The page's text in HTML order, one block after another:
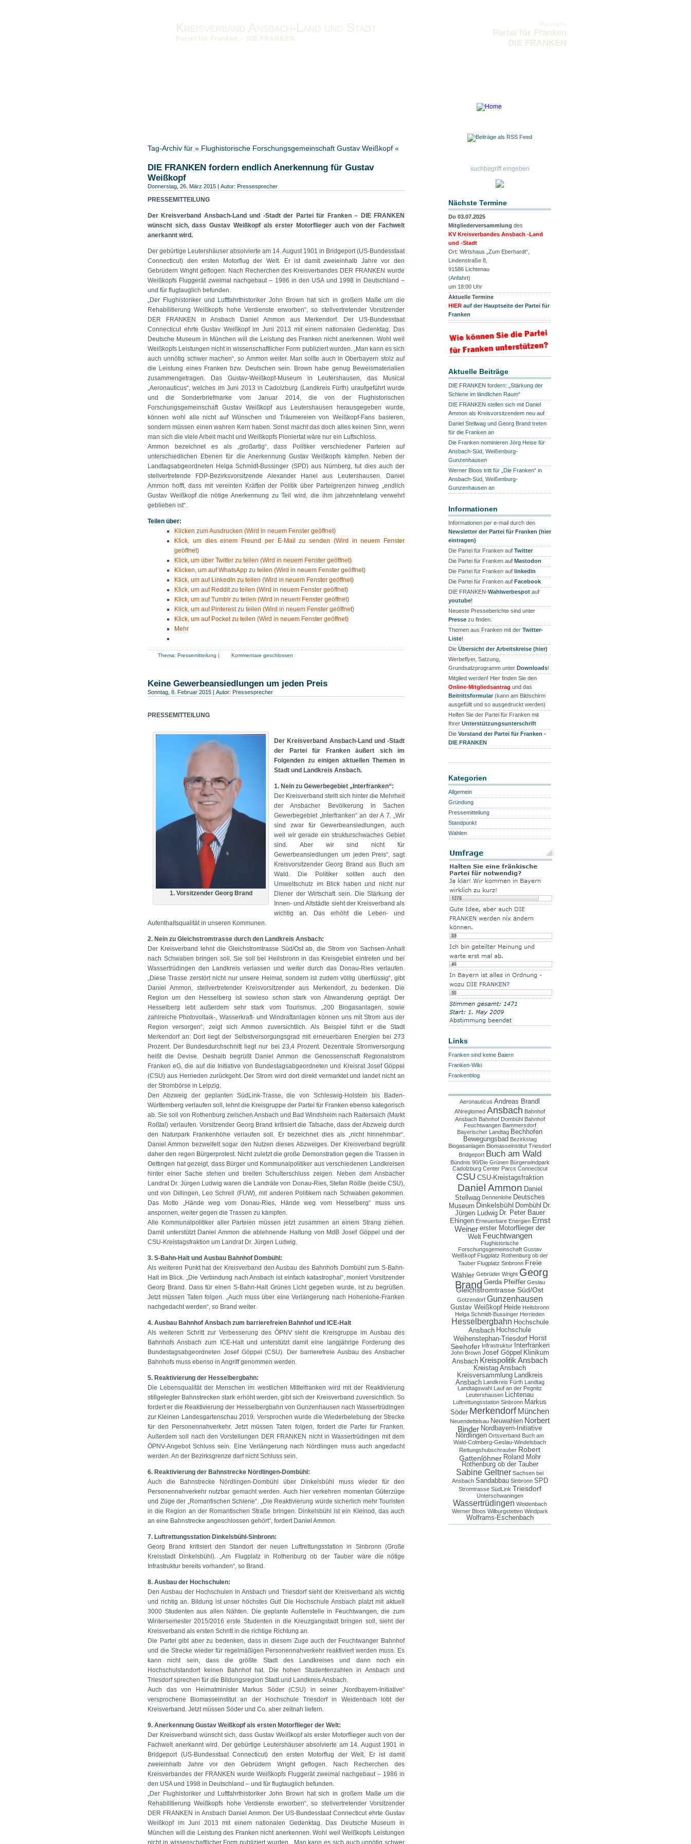
Hauptseite
Partei für Franken
DIE FRANKEN
Kreisverband Ansbach-Land und Stadt
Partei für Franken – DIE FRANKEN
Tag-Archiv für » Flughistorische Forschungsgemeinschaft Gustav Weißkopf «
DIE FRANKEN fordern endlich Anerkennung für Gustav
Weißkopf
Donnerstag, 26. März 2015 | Autor: Pressesprecher
PRESSEMITTEILUNG
Der Kreisverband Ansbach-Land und -Stadt der Partei für Franken – DIE FRANKEN
wünscht sich, dass Gustav Weißkopf als erster Motorflieger auch von der Fachwelt
anerkannt wird.
Der gebürtige Leutershäuser absolvierte am 14. August 1901 in Bridgeport (US-Bundesstaat
Connecticut) den ersten Motorflug der Welt. Er ist damit zweieinhalb Jahre vor den
Gebrüdern Wright geflogen. Nach Recherchen des Kreisverbandes DER FRANKEN wurde
Weißkopfs Fluggerät zweimal nachgebaut – 1986 in den USA und 1998 in Deutschland –
und für flugtauglich befunden.
„Der Flughistoriker und Luftfahrthistoriker John Brown hat sich in großem Maße um die
Rehabilitierung Weißkopfs hohe Verdienste erworben“, so stellvertretender Vorsitzender
DER FRANKEN in Ansbach Daniel Ammon aus Merkendorf. Der US-Bundesstaat
Connecticut ehrte Gustav Weißkopf im Juni 2013 mit einem nationalen Gedenktag. Das
Deutsche Museum in München will die Leistung des Franken nicht anerkennen. Wohl weil
Weißkopfs Leistungen nicht in wissenschaftlicher Form publiziert wurden. „Man kann es sich
auch unnötig schwer machen“, so Ammon weiter. Man sollte auch in Oberbayern stolz auf
die Leistung eines Franken bzw. Deutschen sein. Brown habe genug Beweismaterialien
zusammengetragen. Das Gustav-Weißkopf-Museum in Leutershausen, das Musical
„Aeronauticus“, welches im Juni 2013 in Cadolzburg (Landkreis Fürth) uraufgeführt wurde
und die Sonderbriefmarke vom Januar 2014, die von der Flughistorischen
Forschungsgemeinschaft Gustav Weißkopf aus Leutershausen herausgegeben wurde,
können wohl alle nicht auf Wünschen und Träumereien von Weißkopf-Fans basieren,
sondern müssen einen wahren Kern haben. Sonst macht das doch alles keinen Sinn, wenn
man sich die viele Arbeit macht und Weißkopfs Pioniertat wäre nur ein Luftschloss.
Ammon bezeichnet es als „großartig“, dass Politiker verschiedener Parteien auf
unterschiedlichen Ebenen für die Anerkennung Gustav Weißkopfs kämpfen. Neben der
Landtagsabgeordneten Helga Schmidt-Bussinger (SPD) aus Nürnberg, tut dies auch der
stellvertretende FDP-Bezirksvorsitzende Alexander Hanel aus Leutershausen. Daniel
Ammon hofft, dass mit vereinten Kräften der Politik über Parteigrenzen hinweg „endlich
Gustav Weißkopf die nötige Anerkennung zu Teil wird, die ihm jahrzehntelang verwehrt
geblieben ist“.
Teilen über:
Klicken zum Ausdrucken (Wird in neuem Fenster geöffnet)
Klick, um dies einem Freund per E-Mail zu senden (Wird in neuem Fenster
geöffnet)
Klick, um über Twitter zu teilen (Wird in neuem Fenster geöffnet)
Klicken, um auf WhatsApp zu teilen (Wird in neuem Fenster geöffnet)
Klick, um auf LinkedIn zu teilen (Wird in neuem Fenster geöffnet)
Klick, um auf Reddit zu teilen (Wird in neuem Fenster geöffnet)
Klick, um auf Tumblr zu teilen (Wird in neuem Fenster geöffnet)
Klick, um auf Pinterest zu teilen (Wird in neuem Fenster geöffnet)
Klick, um auf Pocket zu teilen (Wird in neuem Fenster geöffnet)
Mehr
Thema: Pressemitteilung | Kommentare geschlossen
Keine Gewerbeansiedlungen um jeden Preis
Sonntag, 8. Februar 2015 | Autor: Pressesprecher
PRESSEMITTEILUNG
1. Vorsitzender Georg Brand
Der Kreisverband Ansbach-Land und -Stadt
der Partei für Franken äußert sich im
Folgenden zu einigen aktuellen Themen in
Stadt und Landkreis Ansbach.
1. Nein zu Gewerbegebiet „Interfranken“:
Der Kreisverband stellt sich hinter die Mehrheit
der Ansbacher Bevölkerung in Sachen
Gewerbegebiet „Interfranken“ an der A 7. „Wir
sind zwar für Gewerbeansiedlungen, auch
weil wir gerade ein strukturschwaches Gebiet
sind. Aber wir sind nicht für
Gewerbeansiedlungen um jeden Preis“, sagt
Kreisvorsitzender Georg Brand aus Buch am
Wald. Die Politiker sollten auch den
Umweltschutz im Blick haben und nicht nur
Diener der Wirtschaft sein. Die Stärkung der
Innen- und Altstädte sieht der Kreisverband als
wichtig an. Das erhöht die Leben- und
Aufenthaltsqualität in unseren Kommunen.
2. Nein zu Gleichstromtrasse durch den Landkreis Ansbach:
Der Kreisverband lehnt die Gleichstromtrasse Süd/Ost ab, die Strom von Sachsen-Anhalt
nach Schwaben bringen soll. Sie soll bei Heilsbronn in das Kreisgebiet eintreten und bei
Wassertrüdingen den Landkreis verlassen und weiter durch das Donau-Ries verlaufen.
„Diese Trasse zerstört nicht nur unsere Heimat, sondern ist zudem völlig überflüssig“, gibt
Daniel Ammon, stellvertretender Kreisvorsitzender aus Merkendorf, zu bedenken. Die
Region um den Hesselberg ist sowieso schon stark von Abwanderung geprägt. Der
Hesselberg lebt außerdem sehr stark vom Tourismus. „200 Biogasanlagen, sowie
zahlreiche Photovoltaik-, Wasserkraft- und Windraftanlagen können uns mit Strom aus der
Region versorgen“, zeigt sich Ammon zuversichtlich. Als Beispiel führt er die Stadt
Merkendorf an: Dort liegt der Selbstversorgungsgrad mit erneuerbaren Energien bei 273
Prozent. Der Bundesdurchschnitt liegt nur bei 23,4 Prozent. Dezentrale Stromversorgung
heißt die Devise. Deshalb begrüßt Daniel Ammon die Genossenschaft Regionalstrom
Franken eG, die auf die Initiative von Bundestagsabgeordneten und Kreisrat Josef Göppel
(CSU) aus Herrieden zurückgeht. Der Strom wird dort direkt vermarktet und landet nicht an
der Strombörse in Leipzig.
Den Abzweig der geplanten SüdLink-Trasse, die von Schleswig-Holstein bis Baden-
Württemberg verlaufen soll, lehnt die Kreisgruppe der Partei für Franken ebenso kategorisch
ab. Sie soll von Rothenburg zwischen Ansbach und Bad Windsheim nach Raitersaich (Markt
Roßtal) verlaufen. Vorsitzender Georg Brand kritisiert die Tatsache, dass der Abzweig durch
den Naturpark Frankenhöhe verlaufen soll. Er bezeichnet dies als „nicht hinnehmbar“.
Daniel Ammon bezweifelt sogar den Nutzen dieses Abzweiges. Der Kreisverband begrüßt
daher den regen Bürgerprotest. Nicht zuletzt die große Demonstration gegen die Trassen in
Oettingen hat gezeigt, dass Bürger und Kommunalpolitiker aus verschiedenen Landkreisen
hinter einer Sache stehen und breiten Schulterschluss zeigen. Neben dem Ansbacher
Landrat Dr. Jürgen Ludwig waren die Landräte von Donau-Ries, Stefan Rößle (beide CSU),
und von Dillingen, Leo Schrell (FUW), mit anderen Politikern nach Schwaben gekommen.
Das Motto „Hände weg vom Donau-Ries, Hände weg vom Hesselberg“ muss uns
anspornen, weiter gegen die Trassen zu kämpfen.
Alle Kommunalpolitiker aller Parteien müssen jetzt zusammen an einem Strang ziehen.
Damit unterstützt Daniel Ammon die ablehnende Haltung von MdB Josef Göppel und der
CSU-Kreistagsfraktion um Landrat Dr. Jürgen Ludwig.
3. S-Bahn-Halt und Ausbau Bahnhof Dombühl:
Als weiteren Punkt hat der Kreisverband den Ausbau des Bahnhofs Dombühl zum S-Bahn-
Halt im Blick. „Die Verbindung nach Ansbach ist einfach katastrophal“, moniert Vorsitzender
Georg Brand. Dass für einen S-Bahn-Halt Grünes Licht gegeben wurde, ist zu begrüßen.
Jetzt müssen Taten folgen. „Auch muss über eine Verlängerung nach Hohenlohe-Franken
nachgedacht werden“, so Brand weiter.
4. Ausbau Bahnhof Ansbach zum barrierefreien Bahnhof und ICE-Halt
Als weiteren Schritt zur Verbesserung des ÖPNV sieht die Kreisgruppe im Ausbau des
Bahnhofs Ansbach zum ICE-Halt und unterstützt damit eine langjährige Forderung des
Bundestagsabgeordneten Josef Göppel (CSU). Der barrierefreie Ausbau des Ansbacher
Bahnhofs muss ebenso in Angriff genommen werden.
5. Reaktivierung der Hesselbergbahn:
Die Lebensqualität der Menschen im westlichen Mittelfranken wird mit der Reaktivierung
stillgelegter Bahnstrecken stark erhöht werden, gibt sich der Kreisverband zuversichtlich. So
fordert er die Reaktivierung der Hesselbergbahn von Gunzenhausen nach Wassertrüdingen
zur Kleinen Landesgartenschau 2019. Versprochen wurde die Wiederbelebung der Strecke
für den Personennahverkehr. Jetzt müssen Taten folgen, fordert die Partei für Franken.
Außerdem soll nach den Vorstellungen DER FRANKEN nicht in Wassertrüdingen mit dem
ÖPNV-Angebot Schluss sein. Eine Verlängerung nach Nördlingen muss auch angedacht
werden. An der Bezirksgrenze darf nicht Schluss sein.
6. Reaktivierung der Bahnstrecke Nördlingen-Dombühl:
Auch die Bahnstrecke Nördlingen-Dombühl über Dinkelsbühl muss wieder für den
Personennahverkehr nutzbar gemacht werden. Auch hier verkehren momentan Güterzüge
und Züge der „Romantischen Schiene“. „Die Reaktivierung würde sicherlich mehr Touristen
in die Region an der Romantischen Straße bringen. Dinkelsbühl ist ein Kleinod, das auch
an eine Bahnstrecke angeschlossen gehört“, fordert Daniel Ammon.
7. Luftrettungsstation Dinkelsbühl-Sinbronn:
Georg Brand kritisiert den Standort der neuen Luftrettungsstation in Sinbronn (Große
Kreisstadt Dinkelsbühl). „Am Flugplatz in Rothenburg ob der Tauber wäre die nötige
Infrastruktur bereits vorhanden“, so Brand.
8. Ausbau der Hochschulen:
Den Ausbau der Hochschulen in Ansbach und Triesdorf sieht der Kreisverband als wichtig
und richtig an. Bildung ist unser höchstes Gut! Die Hochschule Ansbach platzt mit aktuell
3000 Studenten aus allen Nähten. Die geplante Außenstelle in Feuchtwangen, die zum
Wintersemester 2015/2016 erste Studenten in die Kreuzgangstadt bringen soll, sieht der
Kreisverband als ersten Schritt in die richtige Richtung an.
Die Partei gibt aber zu bedenken, dass in diesem Zuge auch der Feuchtwanger Bahnhof
und die Strecke wieder für regelmäßigen Personennahverkehr reaktiviert werden muss. Es
kann nicht sein, dass die größte Stadt des Landkreises und dann noch ein
Hochschulstandort keinen Bahnhof hat. Die hohen Studentenzahlen in Ansbach und
Triesdorf sprechen für die Bildungsregion Stadt und Landkreis Ansbach.
Auch das von Heimatminister Markus Söder (CSU) in seiner „Nordbayern-Initiative“
versprochene Biomasseinstitut an der Hochschule Triesdorf in Weidenbach lobt der
Kreisverband. Jetzt müssen Söder und Co. aber zeitnah liefern.
9. Anerkennung Gustav Weißkopf als ersten Motorflieger der Welt:
Der Kreisverband wünscht sich, dass Gustav Weißkopf als erster Motorflieger auch von der
Fachwelt anerkannt wird. Der gebürtige Leutershäuser absolvierte am 14. August 1901 in
Bridgeport (US-Bundesstaat Connecticut) den ersten Motorflug der Welt. Er ist damit
zweieinhalb Jahre vor den Gebrüdern Wright geflogen. Nach Recherchen des
Kreisverbandes der FRANKEN wurde Weißkopfs Fluggerät zweimal nachgebaut – 1986 in
den USA und 1998 in Deutschland – und für flugtauglich befunden.
„Der Flughistoriker und Luftfahrthistoriker John Brown hat sich in großem Maße um die
Rehabilitierung Weißkopfs hohe Verdienste erworben“, so stellvertretender Vorsitzender
DER FRANKEN in Ansbach Daniel Ammon. Der US-Bundesstaat Connecticut ehrte Gustav
Weißkopf im Juni 2013 mit einem nationalen Gedenktag. Das Deutsche Museum in
München will die Leistung des Franken nicht anerkennen. Wohl weil Weißkopfs Leistungen
nicht in wissenschaftlicher Form publiziert wurden. „Man kann es sich auch unnötig schwer
Nächste Termine
Do 03.07.2025
Mitgliederversammlung des
KV Kreisverbandes Ansbach -Land
und -Stadt
Ort: Wirtshaus „Zum Eberhardt“,
Lindenstraße 8,
91586 Lichtenau
(Anfahrt)
um 18:00 Uhr
Aktuelle Termine
HIER auf der Hauptseite der Partei für
Franken
Aktuelle Beiträge
DIE FRANKEN fordern: „Stärkung der
Schiene im ländlichen Raum“
DIE FRANKEN stellen sich mit Daniel
Ammon als Kreisvorsitzendem neu auf
Daniel Stellwag und Georg Brand treten
für die Franken an
Die Franken nominieren Jörg Heise für
Ansbach-Süd, Weißenburg-
Gunzenhausen
Werner Bloos tritt für „Die Franken“ in
Ansbach-Süd, Weißenburg-
Gunzenhausen an
Informationen
Informationen per e-mail durch den
Newsletter der Partei für Franken (hier
eintragen)
Die Partei für Franken auf Twitter
Die Partei für Franken auf Mastodon
Die Partei für Franken auf linkedin
Die Partei für Franken auf Facebook
DIE FRANKEN-Wahlwerbespot auf
youtube!
Neueste Presseberichte sind unter
Presse zu finden.
Themen aus Franken mit der Twitter-
Liste!
Die Übersicht der Arbeitskreise (hier)
Werbeflyer, Satzung,
Grundsatzprogramm unter Downloads!
Mitglied werden! Hier finden Sie den
Online-Mitgliedsantrag und das
Beitrittsformular (kann am Bildschirm
ausgefüllt und so ausgedruckt werden)
Helfen Sie der Partei für Franken mit
Ihrer Unterstützungsunterschrift
Die Vorstand der Partei für Franken -
DIE FRANKEN
Kategorien
Allgemein
Gründung
Pressemitteilung
Standpunkt
Wahlen
Links
Franken sind keine Baiern
Franken-Wiki
Frankenblog
Aeronauticus Andreas Brandl
ANregiomed Ansbach Bahnhof
Ansbach Bahnhof Dombühl Bahnhof
Feuchtwangen Bammersdorf
Bayerischer Landtag Bechhofen
Bewegungsbad Bezirkstag
Biogasanlagen Biomasseinstitut Triesdorf
Bridgeport Buch am Wald
Bündnis 90/Die Grünen Bürgerwindpark
Cadolzburg Center Parcs Connecticut
CSU CSU-Kreistagsfraktion
Daniel Ammon Daniel
Stellwag Dennenlohe Deutsches
Museum Dinkelsbühl Dombühl Dr.
Jürgen Ludwig Dr. Peter Bauer
Ehingen Erneuerbare Energien Ernst
Weiner erster Motorflieger der
Welt Feuchtwangen
Flughistorische
Forschungsgemeinschaft Gustav
Weißkopf Flugplatz Rothenburg ob der
Tauber Flugplatz Sinbronn Freie
Wähler Gebrüder Wright Georg
Brand Gerda Pfeiffer Geslau
Gleichstromtrasse Süd/Ost
Gotzendorf Gunzenhausen
Gustav Weißkopf Heide Heilsbronn
Helga Schmidt-Bussinger Herrieden
Hesselbergbahn Hochschule
Ansbach Hochschule
Weihenstephan-Triesdorf Horst
Seehofer Infrastruktur Interfranken
John Brown Josef Göppel Klinikum
Ansbach Kreispolitik Ansbach
Kreistag Ansbach
Kreisversammlung Landkreis
Ansbach Landkreis Fürth Landtag
Landtagswahl Lauf an der Pegnitz
Leutershausen Lichtenau
Luftrettungsstation Sinbronn Markus
Söder Merkendorf München
Neuendettelsau Neuwahlen Norbert
Binder Nordbayern-Initiative
Nördlingen Ortsverband Buch am
Wald-Colmberg-Geslau-Windelsbach
Rettungshubschrauber Robert
Gattenlöhner Roland Mohr
Rothenburg ob der Tauber
Sabine Geltner Sachsen bei
Ansbach Sandabbau Sinbronn SPD
Stromtrasse SüdLink Triesdorf
Unterschwaningen
Wassertrüdingen Weidenbach
Werner Bloos Wilburgstetten Windpark
Wolframs-Eschenbach